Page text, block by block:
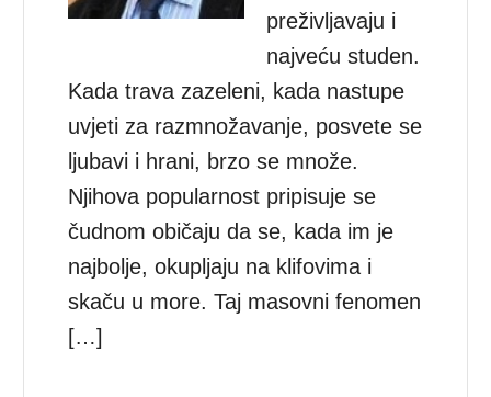
preživljavaju i
najveću studen.
Kada trava zazeleni, kada nastupe
uvjeti za razmnožavanje, posvete se
ljubavi i hrani, brzo se množe.
Njihova popularnost pripisuje se
čudnom običaju da se, kada im je
najbolje, okupljaju na klifovima i
skaču u more. Taj masovni fenomen
[…]